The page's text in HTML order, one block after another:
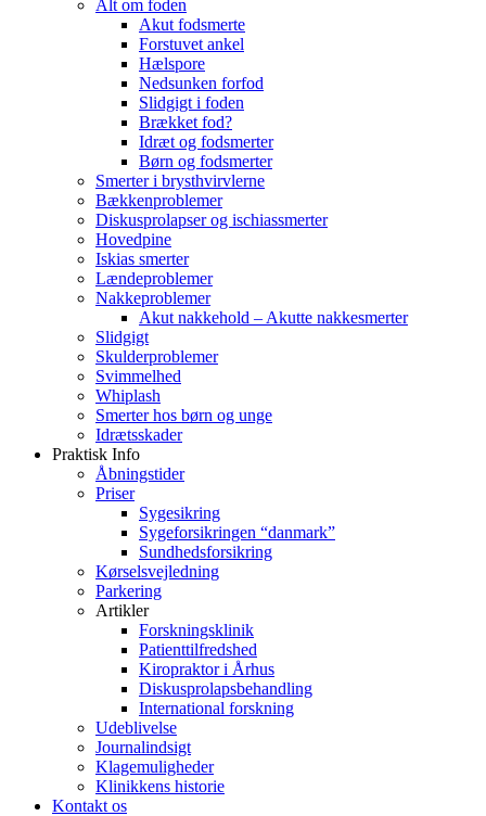
Alt om foden
Akut fodsmerte
Forstuvet ankel
Hælspore
Nedsunken forfod
Slidgigt i foden
Brækket fod?
Idræt og fodsmerter
Børn og fodsmerter
Smerter i brysthvirvlerne
Bækkenproblemer
Diskusprolapser og ischiassmerter
Hovedpine
Iskias smerter
Lændeproblemer
Nakkeproblemer
Akut nakkehold – Akutte nakkesmerter
Slidgigt
Skulderproblemer
Svimmelhed
Whiplash
Smerter hos børn og unge
Idrætsskader
Praktisk Info
Åbningstider
Priser
Sygesikring
Sygeforsikringen “danmark”
Sundhedsforsikring
Kørselsvejledning
Parkering
Artikler
Forskningsklinik
Patienttilfredshed
Kiropraktor i Århus
Diskusprolapsbehandling
International forskning
Udeblivelse
Journalindsigt
Klagemuligheder
Klinikkens historie
Kontakt os